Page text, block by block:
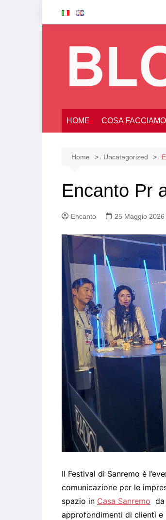
HOME COSA FACCIAMO
Home Uncategorized
Encanto Pr
Encanto 25 Maggio 2026
Il Festival di Sanremo è
comunicazione per le
spazio in Casa Sanremo
approfondimenti di clienti e